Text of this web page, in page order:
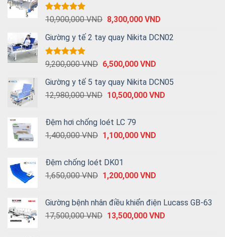
Được xếp
5 sao
10,900,000VND 8,300,000 VND
Giường y tế 2 tay quay Nikita DCN02
Được xếp
5 sao
9,200,000VND 6,500,000 VND
Giường y tế 5 tay quay Nikita DCN05
12,980,000VND 10,500,000 VND
Đệm hơi chống loét LC 79
1,400,000VND 1,100,000 VND
Đệm chống loét DK01
1,650,000VND 1,200,000 VND
Giường bệnh nhân điều khiển điện Lucass GB-63
17,500,000VND 13,500,000 VND